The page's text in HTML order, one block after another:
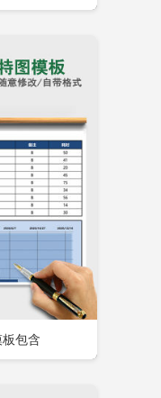
立即下载
包含
立即下载